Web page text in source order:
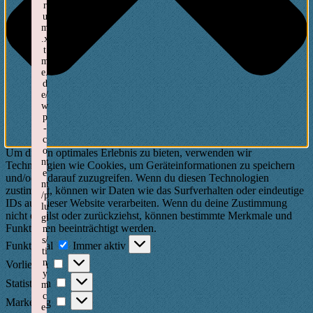
Um dir ein optimales Erlebnis zu bieten, verwenden wir
Technologien wie Cookies, um Geräteinformationen zu speichern
und/oder darauf zuzugreifen. Wenn du diesen Technologien
zustimmst, können wir Daten wie das Surfverhalten oder eindeutige
IDs auf dieser Website verarbeiten. Wenn du deine Zustimmung
nicht erteilst oder zurückziehst, können bestimmte Merkmale und
Funktionen beeinträchtigt werden.
Funktional
Funktional
Immer aktiv
Vorlieben
Vorlieben
Statistiken Statistiken
Marketing Marketing
r
u
m
.x
t
m
e.
d
e/
w
p
-
c
o
nt
e
nt
/p
lu
gi
n
s/
ti
n
y
m
c
e-